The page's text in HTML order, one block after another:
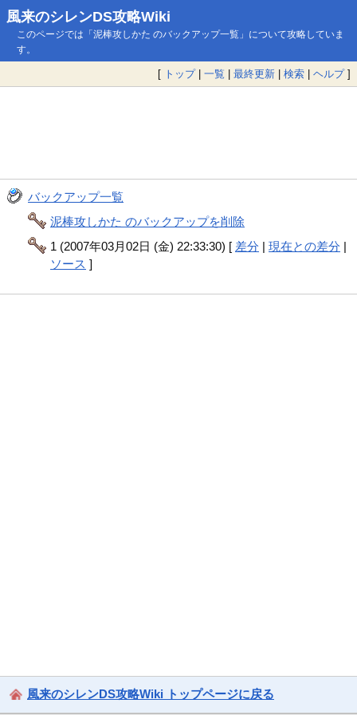
風来のシレンDS攻略Wiki
このページでは「泥棒攻しかた のバックアップ一覧」について攻略していま
す。
[ トップ| 一覧 | 最終更新 | 検索 | ヘルプ]
バックアップ一覧
泥棒攻しかた のバックアップを削除
1 (2007年03月02日 (金) 22:33:30) [ 差分 |現在との差分 |
ソース ]
風来のシレンDS攻略Wiki トップページに戻る